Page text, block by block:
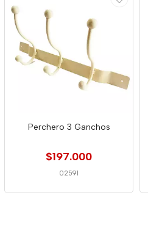
Perchero 3 Ganchos
$197.000
02591